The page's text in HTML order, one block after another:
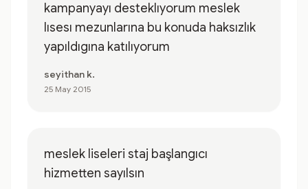
kampanyayı desteklıyorum meslek
lısesı mezunlarına bu konuda haksızlık
yapıldıgına katılıyorum
seyithan k.
25 May 2015
meslek liseleri staj başlangıcı
hizmetten sayılsın